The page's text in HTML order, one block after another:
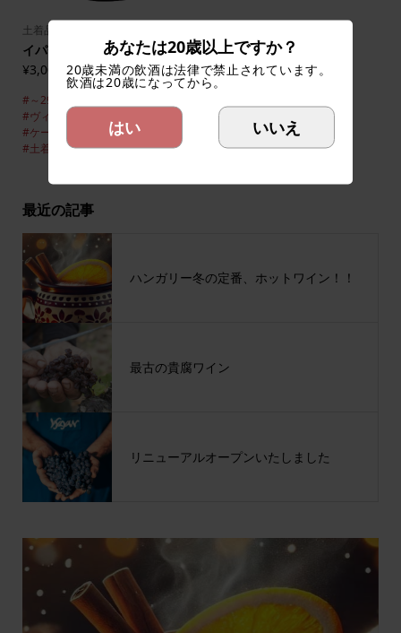
土着品種
イパチ サボー インニヨ 2023
¥3,000
(税込)
#～2999円
#ヴィラーニ
#ケークフランコシュ#フル
#土着品種#赤ワイン
最近の記事
ハンガリー冬の定番、ホットワイン！！
最古の貴腐ワイン
リニューアルオープンいたしました
あなたは20歳以上ですか？
20歳未満の飲酒は法律で禁止されています。
飲酒は20歳になってから。
はい いいえ